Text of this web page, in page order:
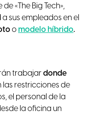
«The Big Tech»,
a sus empleados en el
omodelo híbrido.
trabajardonde
las restricciones de
el personal de la
la oficina un